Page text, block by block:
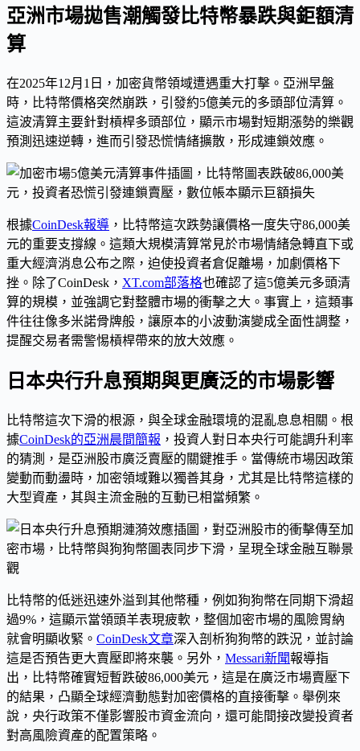
亞洲市場拋售潮觸發比特幣暴跌與鉅額清
算
在2025年12月1日，加密貨幣領域遭遇重大打擊。亞洲早盤
時，比特幣價格突然崩跌，引發約5億美元的多頭部位清算。
這波清算主要針對槓桿多頭部位，顯示市場對短期漲勢的樂觀
預測迅速逆轉，進而引發恐慌情緒擴散，形成連鎖效應。
根據CoinDesk報導 ，比特幣這次跌勢讓價格一度失守86,000美
元的重要支撐線。這類大規模清算常見於市場情緒急轉直下或
重大經濟消息公布之際，迫使投資者倉促離場，加劇價格下
挫。除了CoinDesk， XT.com部落格也確認了這5億美元多頭清
算的規模，並強調它對整體市場的衝擊之大。事實上，這類事
件往往像多米諾骨牌般，讓原本的小波動演變成全面性調整，
提醒交易者需警惕槓桿帶來的放大效應。
日本央行升息預期與更廣泛的市場影響
比特幣這次下滑的根源，與全球金融環境的混亂息息相關。根
據CoinDesk的亞洲晨間簡報 ，投資人對日本央行可能調升利率
的猜測，是亞洲股市廣泛賣壓的關鍵推手。當傳統市場因政策
變動而動盪時，加密領域難以獨善其身，尤其是比特幣這樣的
大型資產，其與主流金融的互動已相當頻繁。
比特幣的低迷迅速外溢到其他幣種，例如狗狗幣在同期下滑超
過9%，這顯示當領頭羊表現疲軟，整個加密市場的風險胃納
就會明顯收緊。 CoinDesk文章深入剖析狗狗幣的跌況，並討論
這是否預告更大賣壓即將來襲。另外， Messari新聞報導指
出，比特幣確實短暫跌破86,000美元，這是在廣泛市場賣壓下
的結果，凸顯全球經濟動態對加密價格的直接衝擊。舉例來
說，央行政策不僅影響股市資金流向，還可能間接改變投資者
對高風險資產的配置策略。